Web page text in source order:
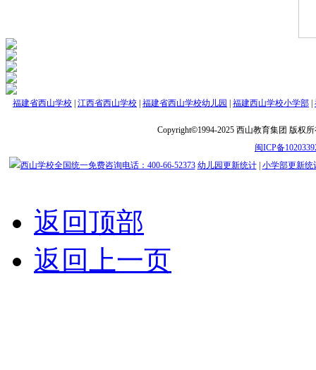
福建省西山学校 江西省西山学校 福建省西山学校幼儿园 福建西山学校小学部
Copyright©1994-2025 西山教育集团 版权
闽ICP备
幼儿园更新统计| 小学部更新统
返回顶部
返回上一页